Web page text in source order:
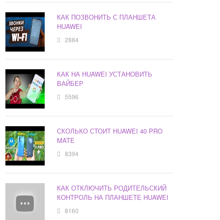
КАК ПОЗВОНИТЬ С ПЛАНШЕТА
HUAWEI
2884
КАК НА HUAWEI УСТАНОВИТЬ
ВАЙБЕР
5596
СКОЛЬКО СТОИТ HUAWEI 40 PRO
MATE
8394
КАК ОТКЛЮЧИТЬ РОДИТЕЛЬСКИЙ
КОНТРОЛЬ НА ПЛАНШЕТЕ HUAWEI
8160